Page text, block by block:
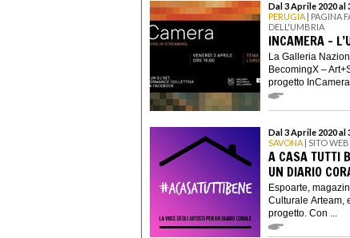
Dal 3 Aprile 2020 al
PERUGIA | PAGINA
DELL'UMBRIA
INCAMERA -
La Galleria
BecomingX –
progetto
Dal 3 Aprile 2020 al
SAVONA | SITO
A CASA TUTTI
UN DIARIO
Espoarte,
Culturale Arteam,
progetto. Con ...